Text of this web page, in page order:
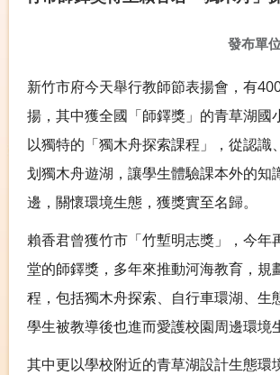
發布單
新竹市府今天舉行教師節表揚會，有
揚，其中獲全國「師鐸獎」的青草湖國
以獨特的「獨木舟探索課程」，從認識
划獨木舟遊湖，讓學生體驗課本外的知
邊，關懷環境生態，獲獎實至名歸。
賴香君曾獲竹市「竹塹明志獎」，今年
堂的師鐸獎，多年來推動河海教育，規
程，包括獨木舟探索、自行車環湖、生
學生被教導後也進而愛護校園周邊環境
其中更以學校附近的青草湖設計生態環